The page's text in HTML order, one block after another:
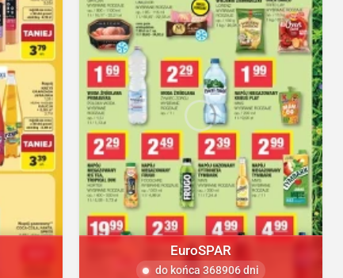
EuroSPAR
do końca 368906 dni